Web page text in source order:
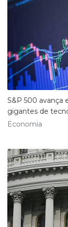
S&P 500 avança
gigantes de
Economia